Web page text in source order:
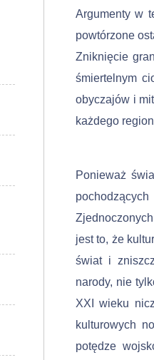
Argumenty w
powtórzone
Zniknięcie
śmiertelnym
obyczajów i
każdego
Ponieważ
jest to, że
świat i
narody, nie
XXI wieku
kulturowych
potędze